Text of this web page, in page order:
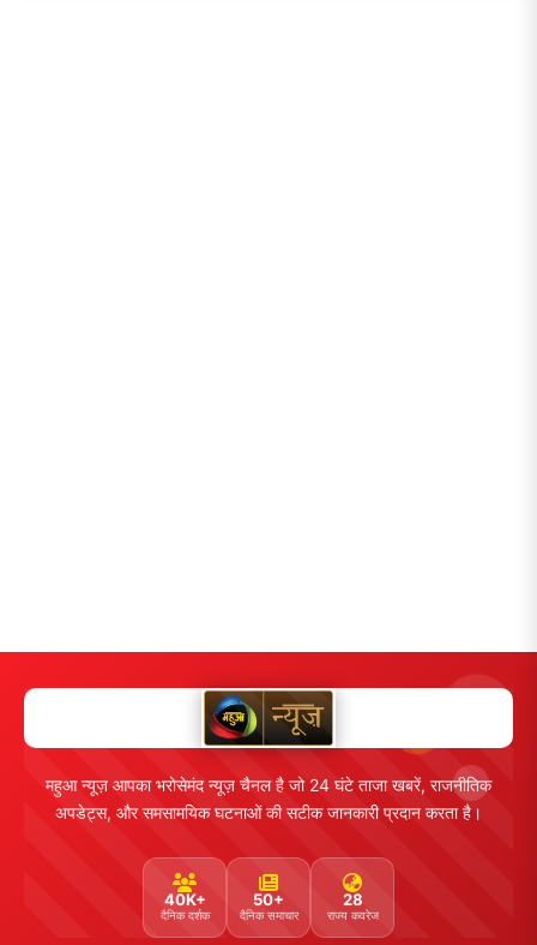
महुआ न्यूज़ आपका भरोसेमंद न्यूज़ चैनल है जो 24 घंटे ताजा खबरें, राजनीतिक
अपडेट्स, और समसामयिक घटनाओं की सटीक जानकारी प्रदान करता है।
40K+
दैनिक दर्शक
50+
दैनिक समाचार
28
राज्य कवरेज